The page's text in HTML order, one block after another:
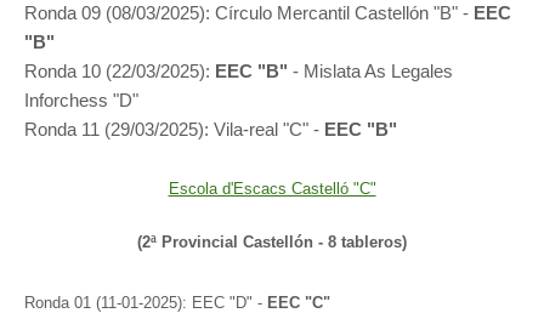
Ronda 09 (08/03/2025): Círculo Mercantil Castellón "B" - EEC
"B"
Ronda 10 (22/03/2025): EEC "B" - Mislata As Legales
Inforchess "D"
Ronda 11 (29/03/2025): Vila-real "C" - EEC "B"
Escola d'Escacs Castelló "C"
(2ª Provincial Castellón - 8 tableros)
Ronda 01 (11-01-2025): EEC "D" - EEC "C"